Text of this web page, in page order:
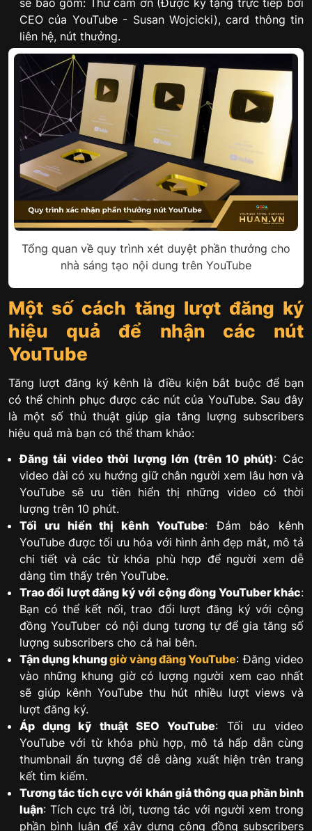
sẽ bao gồm: Thư cảm ơn (Được ký tặng trực tiếp bởi
CEO của YouTube - Susan Wojcicki), card thông tin
liên hệ, nút thưởng.
Tổng quan về quy trình xét duyệt phần thưởng cho
nhà sáng tạo nội dung trên YouTube
Một số cách tăng lượt đăng ký
hiệu quả để nhận các nút
YouTube
Tăng lượt đăng ký kênh là điều kiện bắt buộc để bạn
có thể chinh phục được các nút của YouTube. Sau đây
là một số thủ thuật giúp gia tăng lượng subscribers
hiệu quả mà bạn có thể tham khảo:
Đăng tải video thời lượng lớn (trên 10 phút): Các
video dài có xu hướng giữ chân người xem lâu hơn và
YouTube sẽ ưu tiên hiển thị những video có thời
lượng trên 10 phút.
Tối ưu hiển thị kênh YouTube: Đảm bảo kênh
YouTube được tối ưu hóa với hình ảnh đẹp mắt, mô tả
chi tiết và các từ khóa phù hợp để người xem dễ
dàng tìm thấy trên YouTube.
Trao đổi lượt đăng ký với cộng đồng YouTuber khác:
Bạn có thể kết nối, trao đổi lượt đăng ký với cộng
đồng YouTuber có nội dung tương tự để gia tăng số
lượng subscribers cho cả hai bên.
Tận dụng khunggiờ vàng đăng YouTube: Đăng video
vào những khung giờ có lượng người xem cao nhất
sẽ giúp kênh YouTube thu hút nhiều lượt views và
lượt đăng ký.
Áp dụng kỹ thuật SEO YouTube: Tối ưu video
YouTube với từ khóa phù hợp, mô tả hấp dẫn cùng
thumbnail ấn tượng để dễ dàng xuất hiện trên trang
kết tìm kiếm.
Tương tác tích cực với khán giả thông qua phần bình
luận: Tích cực trả lời, tương tác với người xem trong
phần bình luận để xây dựng cộng đồng subscribers